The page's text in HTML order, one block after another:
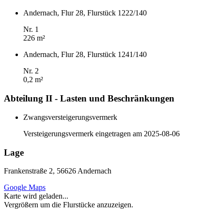
Andernach, Flur 28, Flurstück 1222/140
Nr. 1
226 m²
Andernach, Flur 28, Flurstück 1241/140
Nr. 2
0,2 m²
Abteilung II - Lasten und Beschränkungen
Zwangsversteigerungsvermerk
Versteigerungsvermerk eingetragen am 2025-08-06
Lage
Frankenstraße 2, 56626 Andernach
Google Maps
Karte wird geladen...
Vergrößern um die Flurstücke anzuzeigen.